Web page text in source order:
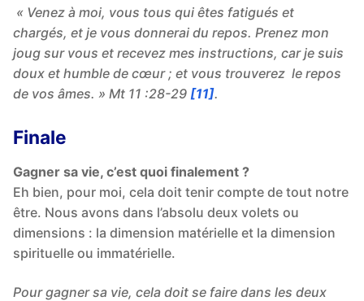
« Venez à moi, vous tous qui êtes fatigués et
chargés, et je vous donnerai du repos. Prenez mon
joug sur vous et recevez mes instructions, car je suis
doux et humble de cœur ; et vous trouverez le repos
de vos âmes. » Mt 11 :28-29 [11].
Finale
Gagner sa vie, c’est quoi finalement ?
Eh bien, pour moi, cela doit tenir compte de tout notre
être. Nous avons dans l’absolu deux volets ou
dimensions : la dimension matérielle et la dimension
spirituelle ou immatérielle.
Pour gagner sa vie, cela doit se faire dans les deux